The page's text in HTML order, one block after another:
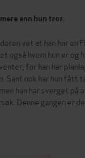
enn hun tror.
vet at han har en
også hvem hun er og
for han har
Sant nok har hun fått
han har sverget på
Denne gangen er